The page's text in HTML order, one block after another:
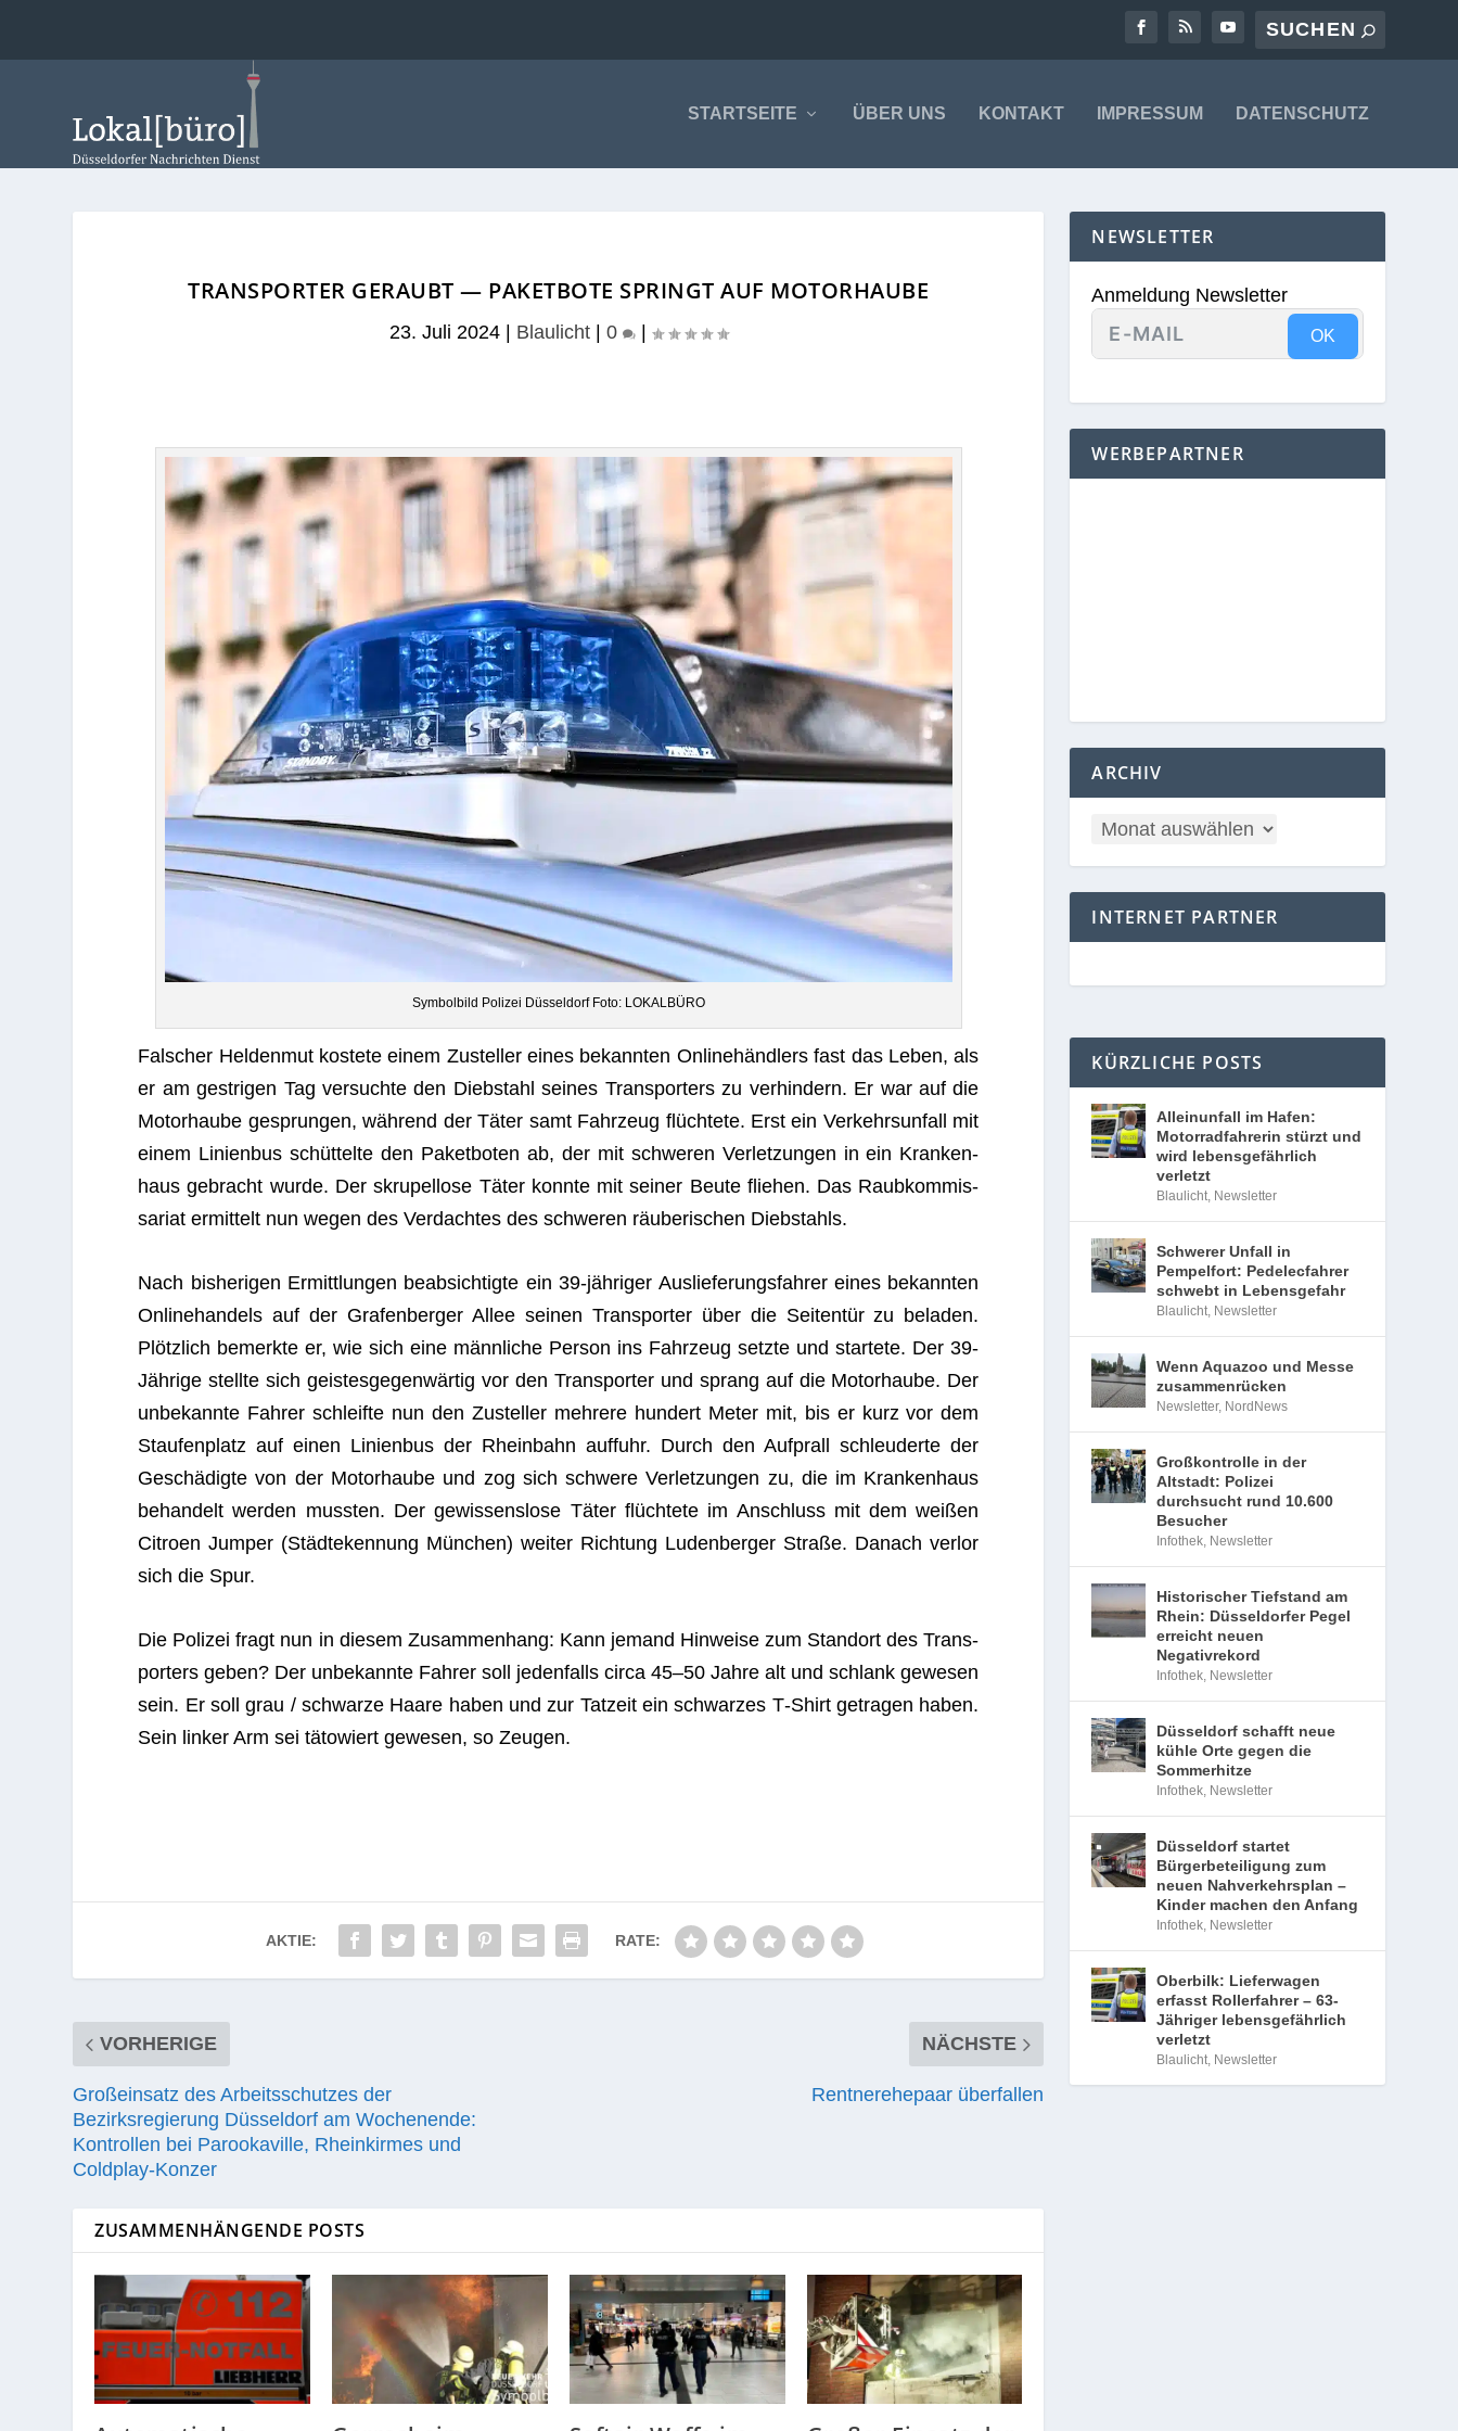
STARTSEITE ÜBER UNS KONTAKT IMPRESSUM DATENSCHUTZ
TRANSPORTER GERAUBT — PAKETBOTE SPRINGT AUF MOTORHAUBE
23. Juli 2024| Blaulicht| 0 |
Sym­bol­bild Poli­zei Düs­sel­dorf Foto: LOKALBÜRO
Fal­scher Hel­den­mut kos­tete einem Zustel­ler eines bekann­ten Online­händ­lers fast das Leben, als
er am gest­ri­gen Tag ver­suchte den Dieb­stahl sei­nes Trans­por­ters zu ver­hin­dern. Er war auf die
Motor­haube gesprun­gen, wäh­rend der Täter samt Fahr­zeug flüch­tete. Erst ein Ver­kehrs­un­fall mit
einem Lini­en­bus schüt­telte den Paket­bo­ten ab, der mit schwe­ren Ver­let­zun­gen in ein Kran­ken­
haus gebracht wurde. Der skru­pel­lose Täter konnte mit sei­ner Beute flie­hen. Das Raub­kom­mis­
sa­riat ermit­telt nun wegen des Ver­dach­tes des schwe­ren räu­be­ri­schen Diebstahls.
Nach bis­he­ri­gen Ermitt­lun­gen beab­sich­tigte ein 39-jäh­ri­ger Aus­lie­fe­rungs­fah­rer eines bekann­ten
Online­han­dels auf der Gra­fen­ber­ger Allee sei­nen Trans­por­ter über die Sei­ten­tür zu bela­den.
Plötz­lich bemerkte er, wie sich eine männ­li­che Per­son ins Fahr­zeug setzte und star­tete. Der 39-
Jäh­rige stellte sich geis­tes­ge­gen­wär­tig vor den Trans­por­ter und sprang auf die Motor­haube. Der
unbe­kannte Fah­rer schleifte nun den Zustel­ler meh­rere hun­dert Meter mit, bis er kurz vor dem
Stau­fen­platz auf einen Lini­en­bus der Rhein­bahn auf­fuhr. Durch den Auf­prall schleu­derte der
Geschä­digte von der Motor­haube und zog sich schwere Ver­let­zun­gen zu, die im Kran­ken­haus
behan­delt wer­den muss­ten. Der gewis­sens­lose Täter flüch­tete im Anschluss mit dem wei­ßen
Citroen Jum­per (Städ­te­ken­nung Mün­chen) wei­ter Rich­tung Luden­ber­ger Straße. Danach ver­lor
sich die Spur.
Die Poli­zei fragt nun in die­sem Zusam­men­hang: Kann jemand Hin­weise zum Stand­ort des Trans­
por­ters geben? Der unbe­kannte Fah­rer soll jeden­falls circa 45–50 Jahre alt und schlank gewe­sen
sein. Er soll grau / schwarze Haare haben und zur Tat­zeit ein schwar­zes T‑Shirt getra­gen haben.
Sein lin­ker Arm sei täto­wiert gewe­sen, so Zeugen.
AKTIE: RATE:
VORHERIGE
Großeinsatz des Arbeitsschutzes der
Bezirksregierung Düsseldorf am Wochenende:
Kontrollen bei Parookaville, Rheinkirmes und
Coldplay-Konzer
NÄCHSTE
Rentnerehepaar überfallen
ZUSAMMENHÄNGENDE POSTS
NEWSLETTER
Anmeldung Newsletter
OK
WERBEPARTNER
ARCHIV
INTERNET PARTNER
KÜRZLICHE POSTS
Alleinunfall im Hafen:
Motorradfahrerin stürzt und
wird lebensgefährlich
verletzt
Blaulicht, Newsletter
Schwerer Unfall in
Pempelfort: Pedelecfahrer
schwebt in Lebensgefahr
Blaulicht, Newsletter
Wenn Aquazoo und Messe
zusammenrücken
Newsletter, NordNews
Großkontrolle in der
Altstadt: Polizei
durchsucht rund 10.600
Besucher
Infothek, Newsletter
Historischer Tiefstand am
Rhein: Düsseldorfer Pegel
erreicht neuen
Negativrekord
Infothek, Newsletter
Düsseldorf schafft neue
kühle Orte gegen die
Sommerhitze
Infothek, Newsletter
Düsseldorf startet
Bürgerbeteiligung zum
neuen Nahverkehrsplan –
Kinder machen den Anfang
Infothek, Newsletter
Oberbilk: Lieferwagen
erfasst Rollerfahrer – 63-
Jähriger lebensgefährlich
verletzt
Blaulicht, Newsletter